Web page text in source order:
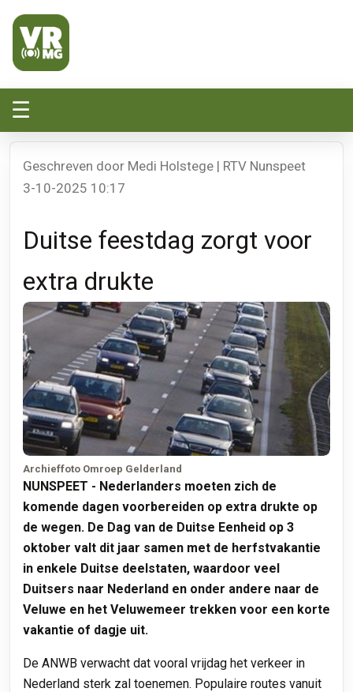
☰
Geschreven door Medi Holstege | RTV Nunspeet
3-10-2025 10:17
Duitse feestdag zorgt voor
extra drukte
Archieffoto Omroep Gelderland
NUNSPEET - Nederlanders moeten zich de
komende dagen voorbereiden op extra drukte op
de wegen. De Dag van de Duitse Eenheid op 3
oktober valt dit jaar samen met de herfstvakantie
in enkele Duitse deelstaten, waardoor veel
Duitsers naar Nederland en onder andere naar de
Veluwe en het Veluwemeer trekken voor een korte
vakantie of dagje uit.
De ANWB verwacht dat vooral vrijdag het verkeer in
Nederland sterk zal toenemen. Populaire routes vanuit